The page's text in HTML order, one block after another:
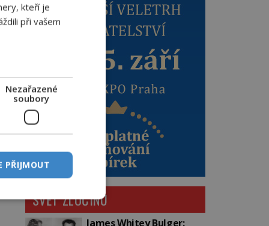
SVĚT ZLOČINU
James Whitey Bulger:
kteří je
při vašem
Nezařazené
soubory
PŘIJMOUT